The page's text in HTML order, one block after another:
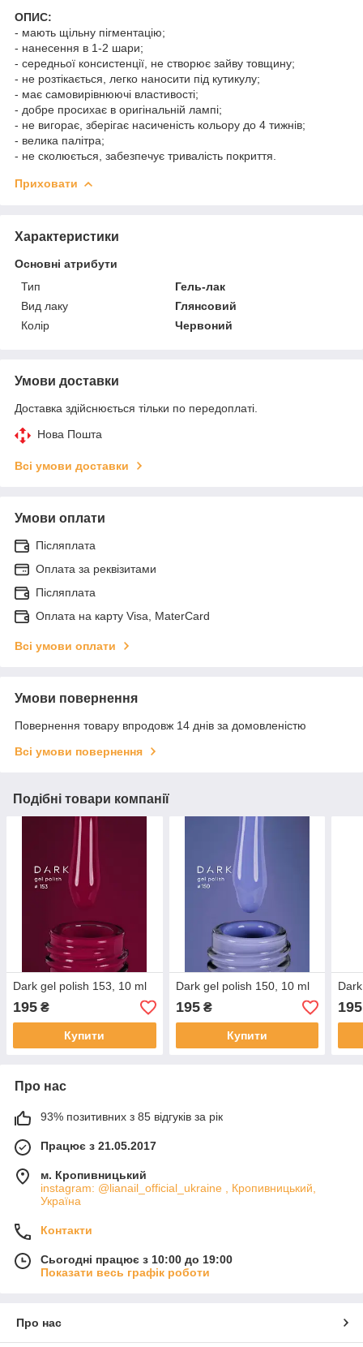
ОПИС:
- мають щільну пігментацію;
- нанесення в 1-2 шари;
- середньої консистенції, не створює зайву товщину;
- не розтікається, легко наносити під кутикулу;
- має самовирівнюючі властивості;
- добре просихає в оригінальній лампі;
- не вигорає, зберігає насиченість кольору до 4 тижнів;
- велика палітра;
- не сколюється, забезпечує тривалість покриття.
Приховати
Характеристики
Основні атрибути
Тип
Гель-лак
Вид лаку
Глянсовий
Колір
Червоний
Умови доставки
Доставка здійснюється тільки по передоплаті.
Нова Пошта
Всі умови доставки
Умови оплати
Післяплата
Оплата за реквізитами
Післяплата
Оплата на карту Visa, MaterCard
Всі умови оплати
Умови повернення
Повернення товару впродовж 14 днів за домовленістю
Всі умови повернення
Подібні товари компанії
Dark gel polish 153, 10 ml
195 ₴
Купити
Dark gel polish 150, 10 ml
195₴
Купити
195
Про нас
93% позитивних з 85 відгуків за рік
Працює з 21.05.2017
м. Кропивницький
instagram: @lianail_official_ukraine , Кропивницький,
Україна
Контакти
Сьогодні працює з 10:00 до 19:00
Показати весь графік роботи
Про нас